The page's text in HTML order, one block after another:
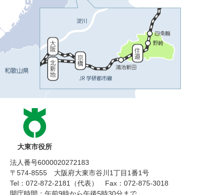
大東市役所
法人番号6000020272183
〒574-8555 大阪府大東市谷川1丁目1番1号
Tel：072-872-2181（代表）
Fax：072-875-3018